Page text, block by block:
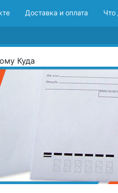
Доставка и оплата Что
Куда